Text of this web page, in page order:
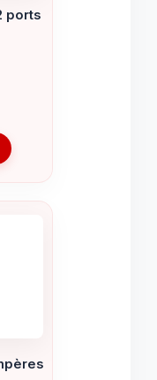
ports
$.